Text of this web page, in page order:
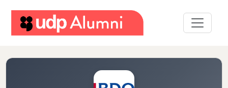
profesional